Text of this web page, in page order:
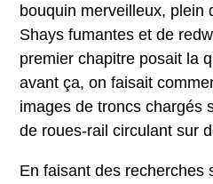
bouquin merveilleux, plein
Shays fumantes et de
premier chapitre posait la
avant ça, on faisait
images de troncs chargés
de roues-rail circulant sur
En faisant des recherches